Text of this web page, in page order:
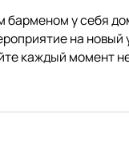
барменом у себя
на новый
каждый момент